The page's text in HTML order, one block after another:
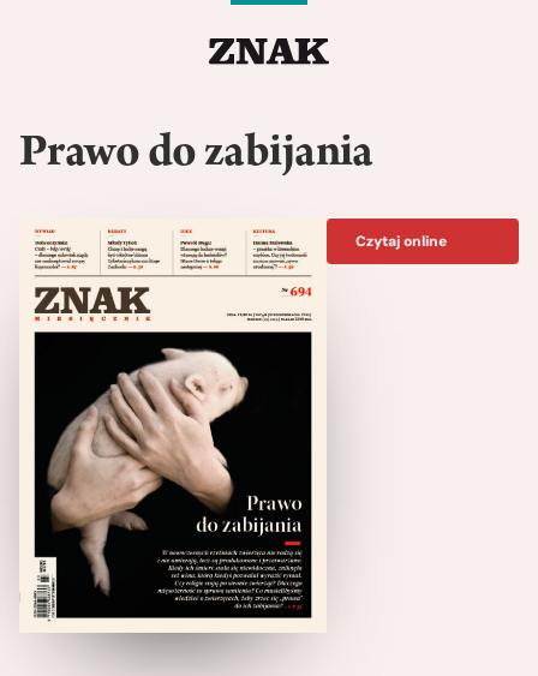
Prawo do zabijania
Czytaj online